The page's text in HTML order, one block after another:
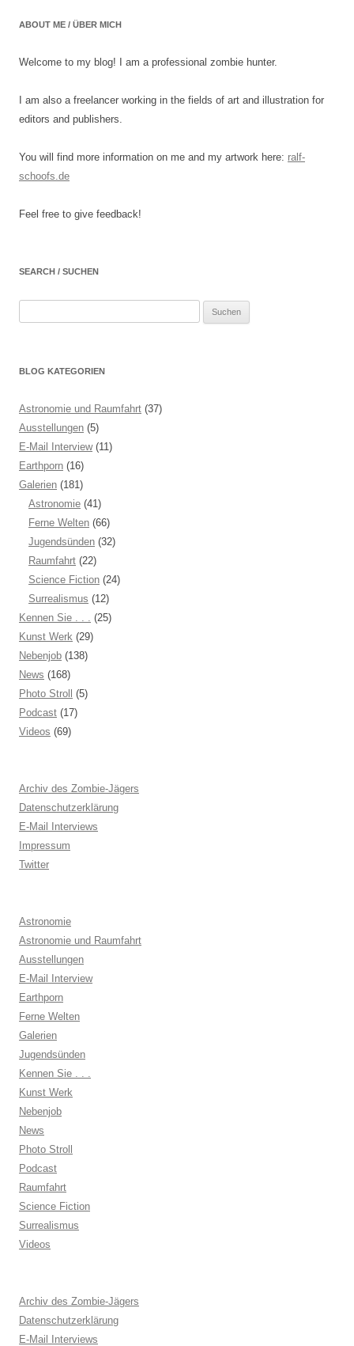
ABOUT ME / ÜBER MICH
Welcome to my blog! I am a professional zombie hunter.
I am also a freelancer working in the fields of art and illustration for
editors and publishers.
You will find more information on me and my artwork here: ralf-
schoofs.de
Feel free to give feedback!
SEARCH / SUCHEN
BLOG KATEGORIEN
Astronomie und Raumfahrt (37)
Ausstellungen (5)
E-Mail Interview(11)
Earthporn (16)
Galerien (181)
Astronomie (41)
Ferne Welten (66)
Jugendsünden (32)
Raumfahrt (22)
Science Fiction (24)
Surrealismus (12)
Kennen Sie . . . (25)
Kunst Werk (29)
Nebenjob (138)
News (168)
Photo Stroll
(5)
Podcast (17)
Videos (69)
Archiv des Zombie-Jägers
Datenschutzerklärung
E-Mail Interviews
Impressum
Twitter
Astronomie
Astronomie und Raumfahrt
Ausstellungen
E-Mail Interview
Earthporn
Ferne Welten
Galerien
Jugendsünden
Kennen Sie . . .
Kunst Werk
Nebenjob
News
Photo Stroll
Podcast
Raumfahrt
Science Fiction
Surrealismus
Videos
Archiv des Zombie-Jägers
Datenschutzerklärung
E-Mail Interviews